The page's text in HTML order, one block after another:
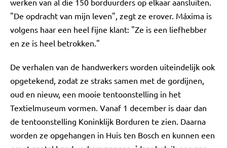
werken van al die 150 borduurders op elkaar aansluiten.
"De opdracht van mijn leven", zegt ze erover. Máxima is
volgens haar een heel fijne klant: "Ze is een liefhebber
en ze is heel betrokken."
De verhalen van de handwerkers worden uiteindelijk ook
opgetekend, zodat ze straks samen met de gordijnen,
oud en nieuw, een mooie tentoonstelling in het
Textielmuseum vormen. Vanaf 1 december is daar dan
de tentoonstelling Koninklijk Borduren te zien. Daarna
worden ze opgehangen in Huis ten Bosch en kunnen een